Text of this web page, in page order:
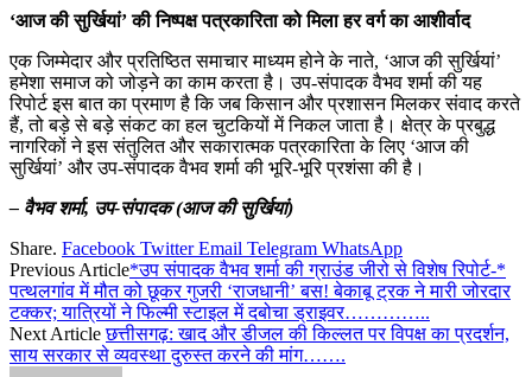
‘आज की सुर्खियां’ की निष्पक्ष पत्रकारिता को मिला हर वर्ग का आशीर्वाद
एक जिम्मेदार और प्रतिष्ठित समाचार माध्यम होने के नाते, ‘आज की सुर्खियां’
हमेशा समाज को जोड़ने का काम करता है। उप-संपादक वैभव शर्मा की यह
रिपोर्ट इस बात का प्रमाण है कि जब किसान और प्रशासन मिलकर संवाद करते
हैं, तो बड़े से बड़े संकट का हल चुटकियों में निकल जाता है। क्षेत्र के प्रबुद्ध
नागरिकों ने इस संतुलित और सकारात्मक पत्रकारिता के लिए ‘आज की
सुर्खियां’ और उप-संपादक वैभव शर्मा की भूरि-भूरि प्रशंसा की है।
– वैभव शर्मा, उप-संपादक (आज की सुर्खियां)
Share. Facebook Twitter Email Telegram WhatsApp
Previous Article*उप संपादक वैभव शर्मा की ग्राउंड जीरो से विशेष रिपोर्ट-*
पत्थलगांव में मौत को छूकर गुजरी ‘राजधानी’ बस! बेकाबू ट्रक ने मारी जोरदार
टक्कर; यात्रियों ने फिल्मी स्टाइल में दबोचा ड्राइवर…………..
Next Articleछत्तीसगढ़: खाद और डीजल की किल्लत पर विपक्ष का प्रदर्शन,
साय सरकार से व्यवस्था दुरुस्त करने की मांग…….